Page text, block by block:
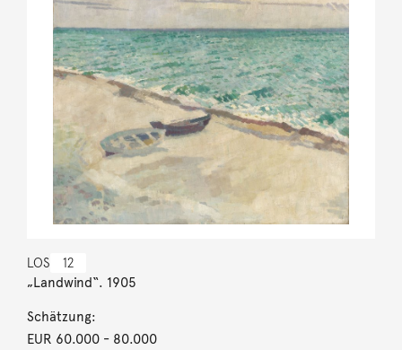
LOS 12
„Landwind“. 1905
Schätzung:
EUR 60.000- 80.000